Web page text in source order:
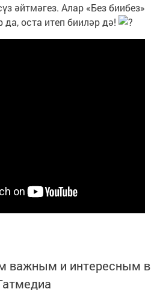
әйтмәгез. Алар «Без биибез»
оста итеп бииләр дә!
важным и интересным в